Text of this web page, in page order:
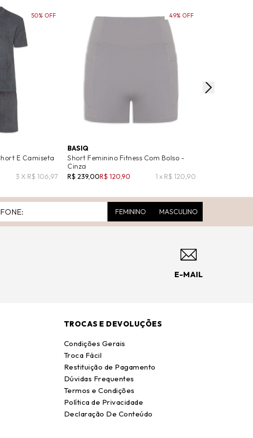
E Camiseta
3 X R$ 106,97
50% OFF
BASIQ
Short Feminino Fitness Com Bolso -
Cinza
R$ 239,00R$ 120,90 1 x R$ 120,90
49% OFF
FEMININO MASCULINO
E-MAIL
TROCAS E DEVOLUÇÕES
Condições Gerais
Troca Fácil
Restituição de Pagamento
Dúvidas Frequentes
Termos e Condições
Política de Privacidade
Declaração De Conteúdo